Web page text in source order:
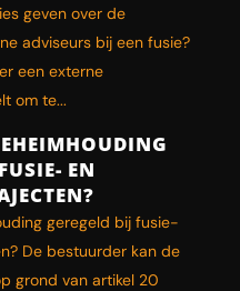
geven over de
adviseurs bij een fusie?
een externe
om te...
EN
geregeld bij fusie-
De bestuurder kan de
grond van artikel 20